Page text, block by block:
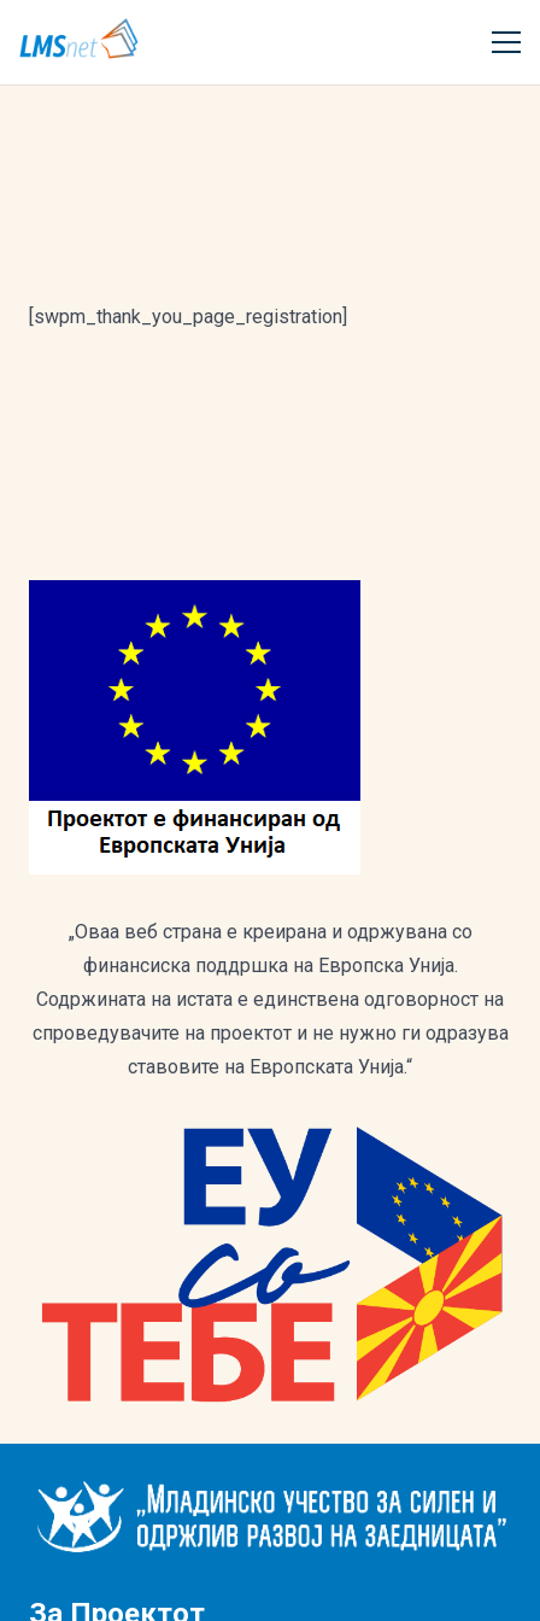
[swpm_thank_you_page_registration]
„Оваа веб страна е креирана и одржувана со
финансиска поддршка на Европска Унија.
Содржината на истата е единствена одговорност на
спроведувачите на проектот и не нужно ги одразува
ставовите на Европската Унија.“
За Проектот